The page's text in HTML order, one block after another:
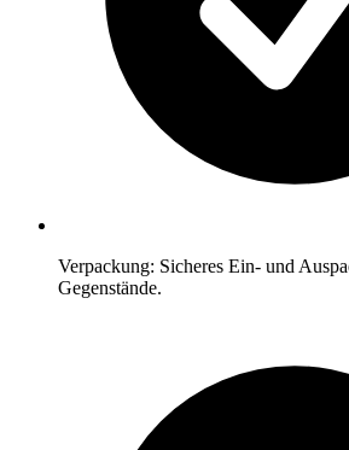
Verpackung: Sicheres Ein- und
Gegenstände.